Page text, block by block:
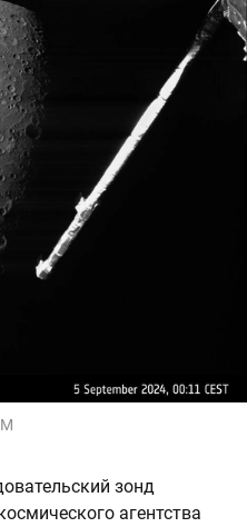
зонд
агентства